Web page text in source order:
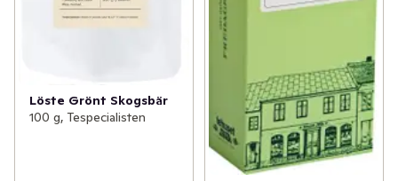
Löste Grönt Skogsbär
100 g, Tespecialisten